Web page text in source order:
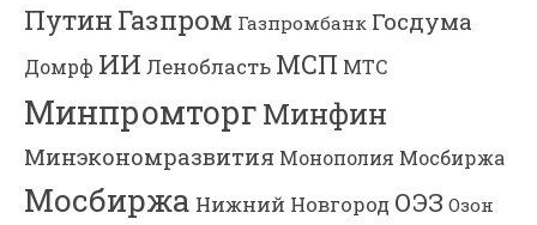
Путин Газпром Газпромбанк Госдума
Домрф ИИ Ленобласть МСП МТС
МинпромторгМинфин
Минэкономразвития Монополия Мосбиржа
Мосбиржа Нижний Новгород ОЭЗ Озон